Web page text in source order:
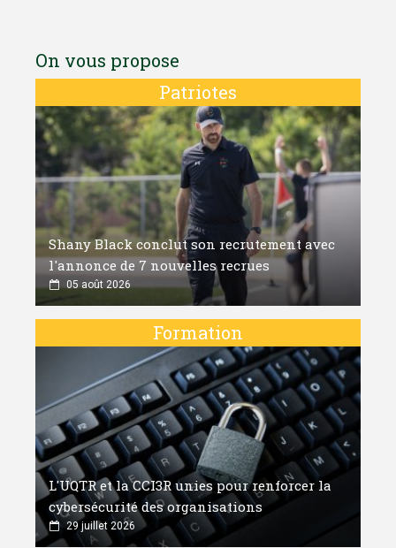
On vous propose
Patriotes
Shany Black conclut son recrutement avec
l'annonce de 7 nouvelles recrues
05 août 2026
Formation
L'UQTR et la CCI3R unies pour renforcer la
cybersécurité des organisations
29 juillet 2026